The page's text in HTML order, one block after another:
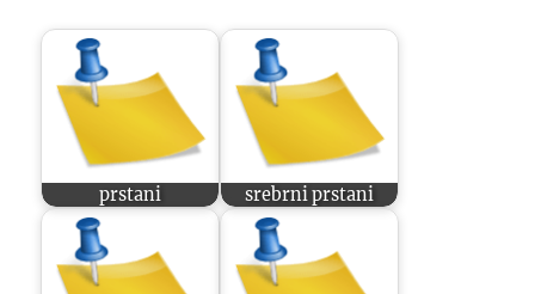
prstani srebrni prstani